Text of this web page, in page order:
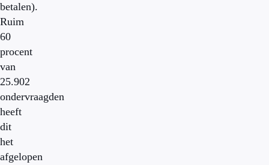
betalen).
Ruim
60
procent
van
25.902
ondervraagden
heeft
dit
het
afgelopen